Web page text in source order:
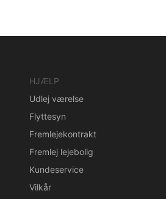
HJÆLP
Udlej værelse
Flyttesyn
Fremlejekontrakt
Fremlej lejebolig
Kundeservice
Vilkår